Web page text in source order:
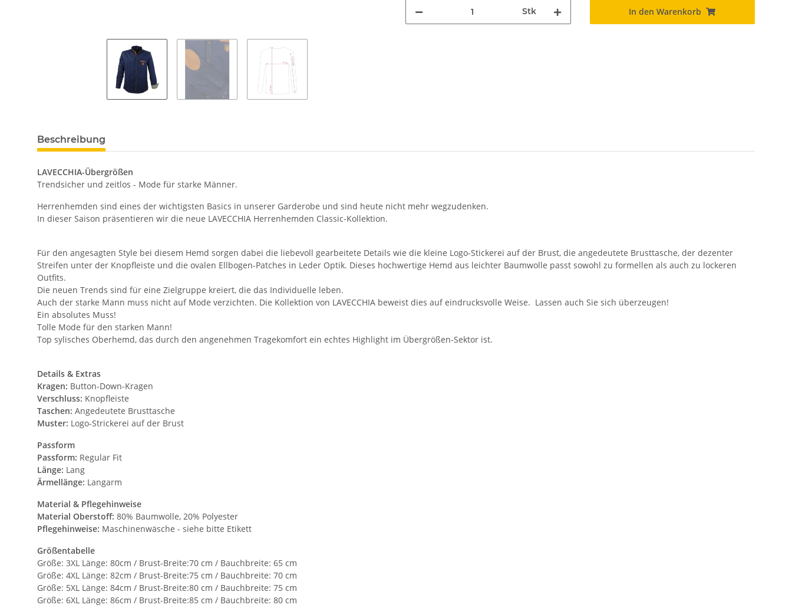
Stk In den Warenkorb
Beschreibung
LAVECCHIA-Übergrößen
Trendsicher und zeitlos - Mode für starke Männer.
Herrenhemden sind eines der wichtigsten Basics in unserer Garderobe und sind heute nicht mehr wegzudenken.
In dieser Saison präsentieren wir die neue LAVECCHIA Herrenhemden Classic-Kollektion.
Für den angesagten Style bei diesem Hemd sorgen dabei die liebevoll gearbeitete Details wie die kleine Logo-Stickerei auf der Brust, die angedeutete Brusttasche, der dezenter
Streifen unter der Knopfleiste und die ovalen Ellbogen-Patches in Leder Optik. Dieses hochwertige Hemd aus leichter Baumwolle passt sowohl zu formellen als auch zu lockeren
Outfits.
Die neuen Trends sind für eine Zielgruppe kreiert, die das Individuelle leben.
Auch der starke Mann muss nicht auf Mode verzichten. Die Kollektion von LAVECCHIA beweist dies auf eindrucksvolle Weise. Lassen auch Sie sich überzeugen!
Ein absolutes Muss!
Tolle Mode für den starken Mann!
Top sylisches Oberhemd, das durch den angenehmen Tragekomfort ein echtes Highlight im Übergrößen-Sektor ist.
Details & Extras
Kragen: Button-Down-Kragen
Verschluss: Knopfleiste
Taschen: Angedeutete Brusttasche
Muster: Logo-Strickerei auf der Brust
Passform
Passform: Regular Fit
Länge: Lang
Ärmellänge: Langarm
Material & Pflegehinweise
Material Oberstoff: 80% Baumwolle, 20% Polyester
Pflegehinweise: Maschinenwäsche - siehe bitte Etikett
Größentabelle
Größe: 3XL Länge: 80cm / Brust-Breite:70 cm / Bauchbreite: 65 cm
Größe: 4XL Länge: 82cm / Brust-Breite:75 cm / Bauchbreite: 70 cm
Größe: 5XL Länge: 84cm / Brust-Breite:80 cm / Bauchbreite: 75 cm
Größe: 6XL Länge: 86cm / Brust-Breite:85 cm / Bauchbreite: 80 cm